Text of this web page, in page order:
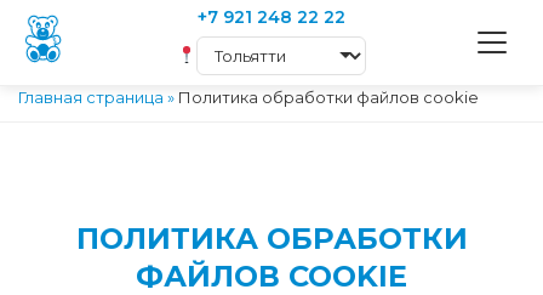
+7 921 248 22 22
Главная страница » Политика обработки файлов cookie
ПОЛИТИКА ОБРАБОТКИ
ФАЙЛОВ COOKIE